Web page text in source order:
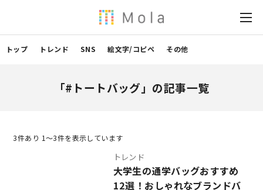
トップ トレンド SNS 絵文字/コピペ その他
「#トートバッグ」の記事一覧
3件あり 1〜3件を表示しています
トレンド
大学生の通学バッグおすすめ
12選！おしゃれなブランドバ